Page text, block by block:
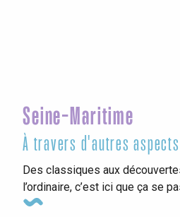
Seine-Maritime
À travers d'autres aspects
Des classiques aux
l’ordinaire, c’est ici que ça se